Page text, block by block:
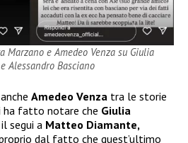
e Amedeo Venza su Giulia
Alessandro Basciano
Amedeo Venza tra le storie
ha fatto notare che Giulia
segui a Matteo Diamante,
dal fatto che quest’ultimo